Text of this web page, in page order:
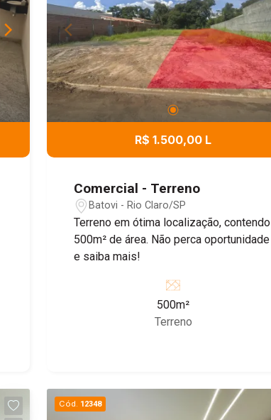
R$ 1.500,00 L
Comercial - Terreno
Batovi - Rio Claro/SP
Terreno em ótima localização, contendo
500m² de área. Não perca oportunidade
e saiba mais!
500m²
Terreno
Cód. 12348